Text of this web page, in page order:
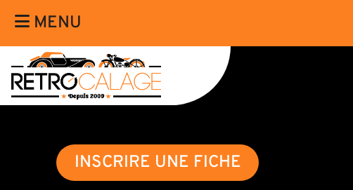
MENU
INSCRIRE UNE FICHE